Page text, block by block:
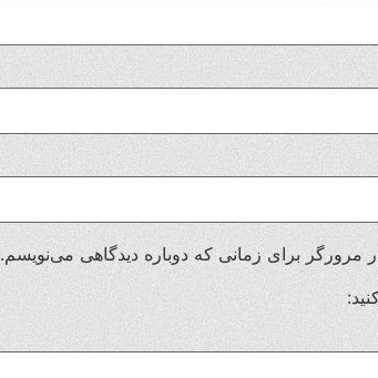
مرورگر برای زمانی که دوباره دیدگاهی می‌نویسم.